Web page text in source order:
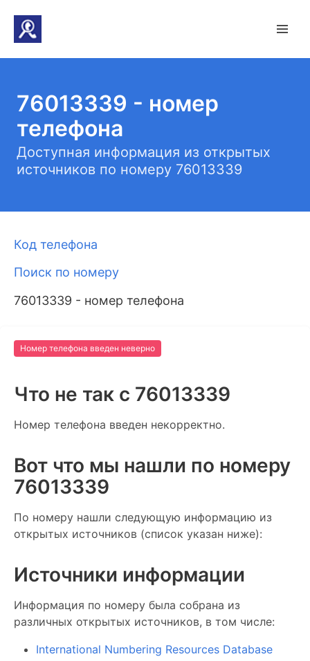
76013339 - номер
телефона
Доступная информация из открытых
источников по номеру 76013339
Код телефона
Поиск по номеру
76013339 - номер телефона
Номер телефона введен неверно
Что не так c 76013339
Номер телефона введен некорректно.
Вот что мы нашли по номеру
76013339
По номеру нашли следующую информацию из
открытых источников (список указан ниже):
Источники информации
Информация по номеру была собрана из
различных открытых источников, в том числе:
International Numbering Resources Database